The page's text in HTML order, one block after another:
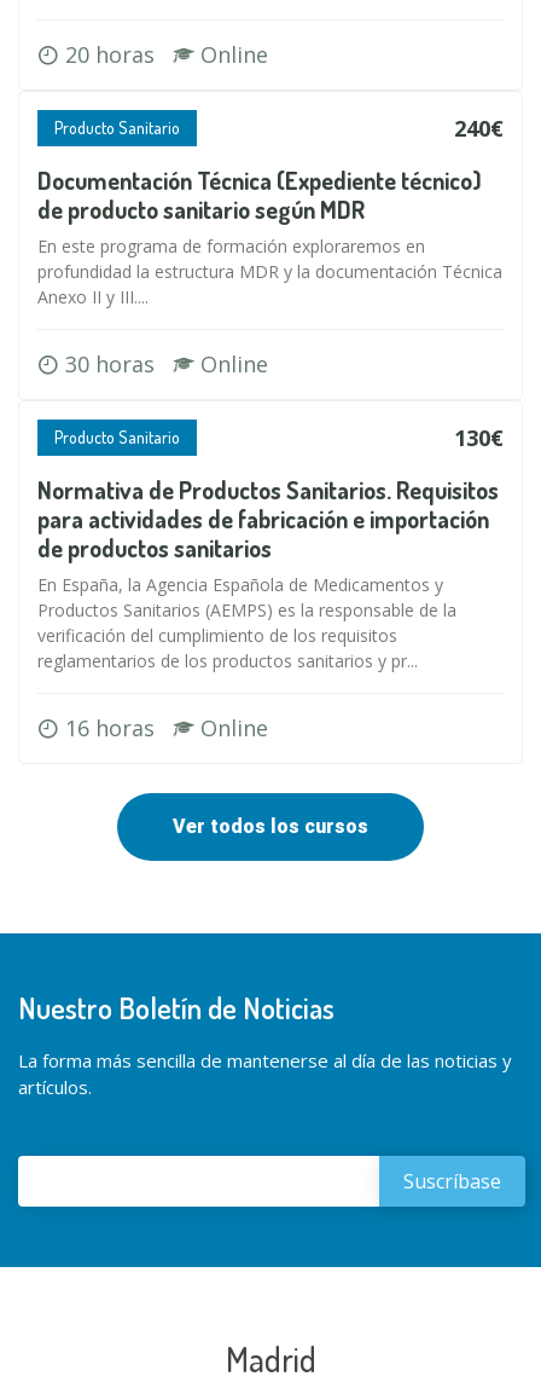
20 horas Online
Producto Sanitario 240€
Documentación Técnica (Expediente técnico)
de producto sanitario según MDR
En este programa de formación exploraremos en
profundidad la estructura MDR y la documentación Técnica
Anexo II y III....
30 horas Online
Producto Sanitario 130€
Normativa de Productos Sanitarios. Requisitos
para actividades de fabricación e importación
de productos sanitarios
En España, la Agencia Española de Medicamentos y
Productos Sanitarios (AEMPS) es la responsable de la
verificación del cumplimiento de los requisitos
reglamentarios de los productos sanitarios y pr...
16 horas Online
Ver todos los cursos
Nuestro Boletín de Noticias
La forma más sencilla de mantenerse al día de las noticias y
artículos.
Madrid